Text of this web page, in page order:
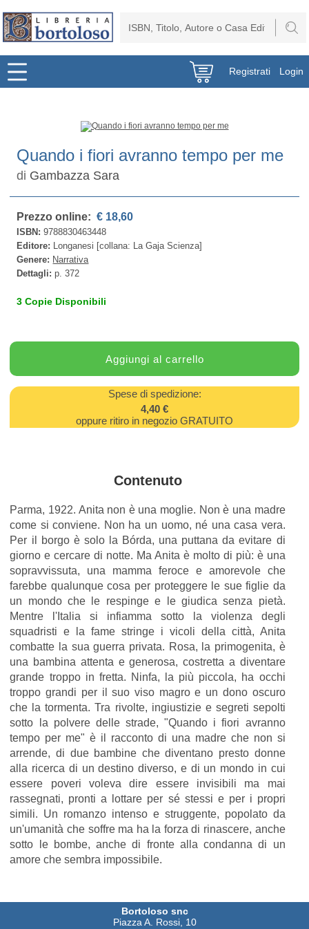
Registrati Login
Quando i fiori avranno tempo per me
di Gambazza Sara
Prezzo online: € 18,60
ISBN:9788830463448
Editore: Longanesi [collana: La Gaja Scienza]
Genere: Narrativa
Dettagli:p. 372
3 Copie Disponibili
Spese di spedizione:
4,40 €
oppure ritiro in negozio GRATUITO
Contenuto
Parma, 1922. Anita non è una moglie. Non è una madre
come si conviene. Non ha un uomo, né una casa vera.
Per il borgo è solo la Bórda, una puttana da evitare di
giorno e cercare di notte. Ma Anita è molto di più: è una
sopravvissuta, una mamma feroce e amorevole che
farebbe qualunque cosa per proteggere le sue figlie da
un mondo che le respinge e le giudica senza pietà.
Mentre l'Italia si infiamma sotto la violenza degli
squadristi e la fame stringe i vicoli della città, Anita
combatte la sua guerra privata. Rosa, la primogenita, è
una bambina attenta e generosa, costretta a diventare
grande troppo in fretta. Ninfa, la più piccola, ha occhi
troppo grandi per il suo viso magro e un dono oscuro
che la tormenta. Tra rivolte, ingiustizie e segreti sepolti
sotto la polvere delle strade, "Quando i fiori avranno
tempo per me" è il racconto di una madre che non si
arrende, di due bambine che diventano presto donne
alla ricerca di un destino diverso, e di un mondo in cui
essere poveri voleva dire essere invisibili ma mai
rassegnati, pronti a lottare per sé stessi e per i propri
simili. Un romanzo intenso e struggente, popolato da
un'umanità che soffre ma ha la forza di rinascere, anche
sotto le bombe, anche di fronte alla condanna di un
amore che sembra impossibile.
Bortoloso snc
Piazza A. Rossi, 10